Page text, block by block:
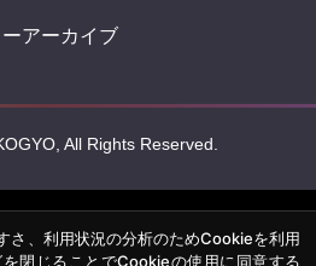
アーカイブ
All Rights Reserved.
さ、利用状況の分析のためCookieを利用
閉じることでCookieの使用に同意する